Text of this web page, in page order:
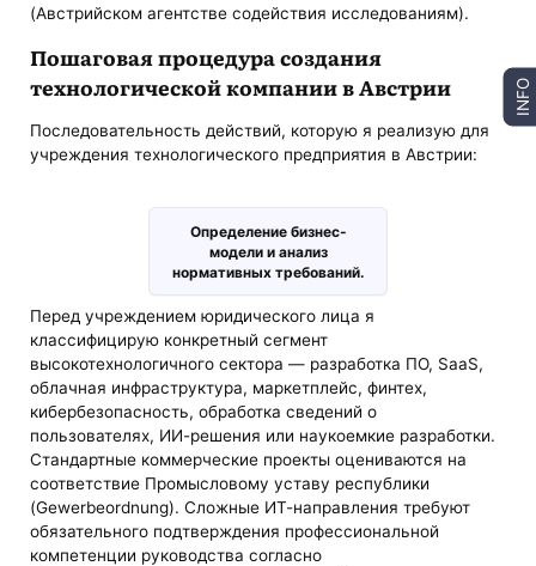
(Австрийском агентстве содействия исследованиям).
Пошаговая процедура создания
технологической компании в Австрии
Последовательность действий, которую я реализую для
учреждения технологического предприятия в Австрии:
Определение бизнес-
модели и анализ
нормативных требований.
Перед учреждением юридического лица я
классифицирую конкретный сегмент
высокотехнологичного сектора — разработка ПО, SaaS,
облачная инфраструктура, маркетплейс, финтех,
кибербезопасность, обработка сведений о
пользователях, ИИ-решения или наукоемкие разработки.
Стандартные коммерческие проекты оцениваются на
соответствие Промысловому уставу республики
(Gewerbeordnung). Сложные ИТ-направления требуют
обязательного подтверждения профессиональной
компетенции руководства согласно
INFO